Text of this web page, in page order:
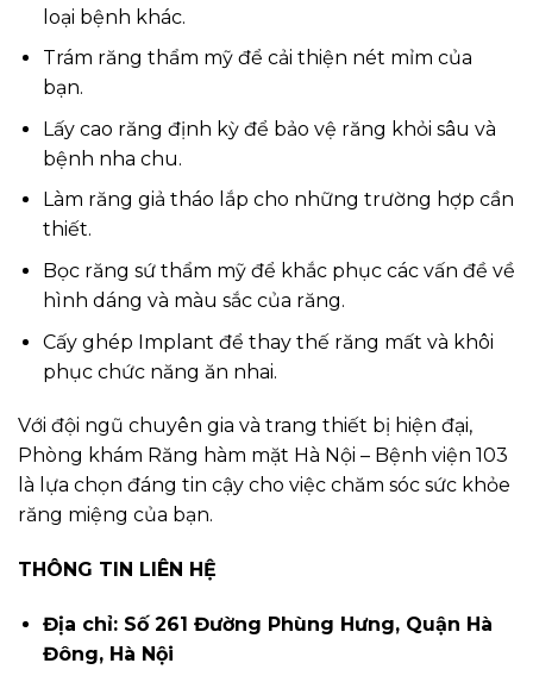
loại bệnh khác.
Trám răng thẩm mỹ để cải thiện nét mỉm của
bạn.
Lấy cao răng định kỳ để bảo vệ răng khỏi sâu và
bệnh nha chu.
Làm răng giả tháo lắp cho những trường hợp cần
thiết.
Bọc răng sứ thẩm mỹ để khắc phục các vấn đề về
hình dáng và màu sắc của răng.
Cấy ghép Implant để thay thế răng mất và khôi
phục chức năng ăn nhai.
Với đội ngũ chuyên gia và trang thiết bị hiện đại,
Phòng khám Răng hàm mặt Hà Nội – Bệnh viện 103
là lựa chọn đáng tin cậy cho việc chăm sóc sức khỏe
răng miệng của bạn.
THÔNG TIN LIÊN HỆ
Địa chỉ: Số 261 Đường Phùng Hưng, Quận Hà
Đông, Hà Nội